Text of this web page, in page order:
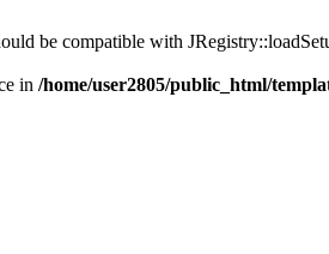
be compatible with
in /home/user2805/public_html/